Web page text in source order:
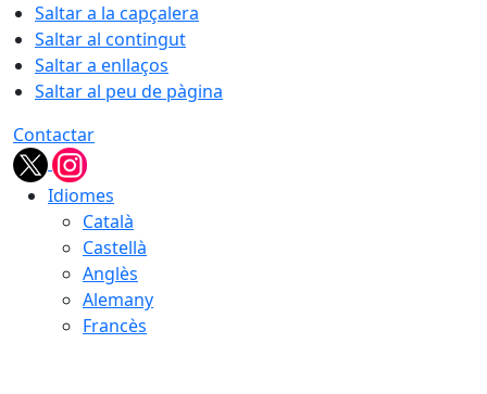
Saltar a la capçalera
Saltar al contingut
Saltar a enllaços
Saltar al peu de pàgina
Contactar
Idiomes
Català
Castellà
Anglès
Alemany
Francès